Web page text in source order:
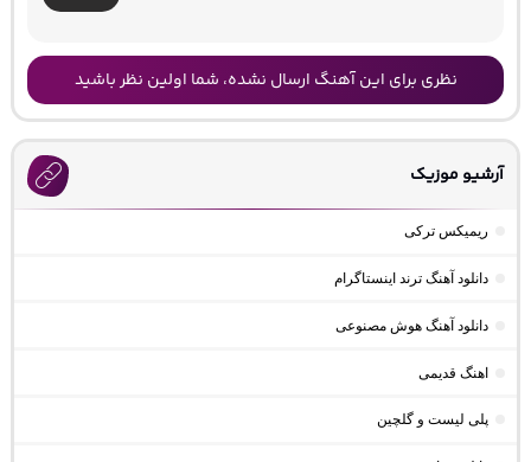
نظری برای این آهنگ ارسال نشده، شما اولین نظر باشید
آرشیو موزیک
ریمیکس ترکی
دانلود آهنگ ترند اینستاگرام
دانلود آهنگ هوش مصنوعی
اهنگ قدیمی
پلی لیست و گلچین